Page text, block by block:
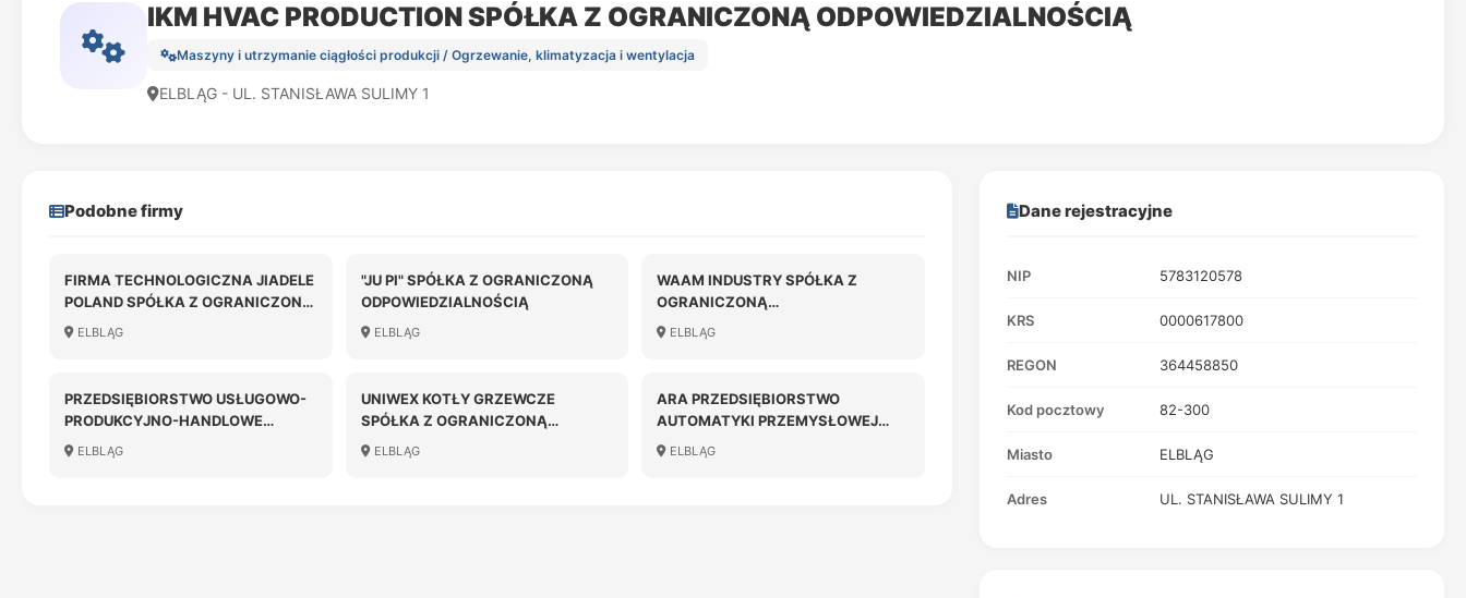
IKM HVAC PRODUCTION SPÓŁKA Z OGRANICZONĄ ODPOWIEDZIALNOŚCIĄ
Maszyny i utrzymanie ciągłości produkcji / Ogrzewanie, klimatyzacja i wentylacja
ELBLĄG - UL. STANISŁAWA SULIMY 1
Podobne firmy
FIRMA TECHNOLOGICZNA JIADELE
POLAND SPÓŁKA Z OGRANICZONĄ
ODPOWIEDZIALNOŚCIĄ
ELBLĄG
"JU PI" SPÓŁKA Z OGRANICZONĄ
ODPOWIEDZIALNOŚCIĄ
ELBLĄG
WAAM INDUSTRY SPÓŁKA Z
OGRANICZONĄ
ODPOWIEDZIALNOŚCIĄ
ELBLĄG
PRZEDSIĘBIORSTWO USŁUGOWO-
PRODUKCYJNO-HANDLOWE
TECHTRANS SPÓŁKA Z
OGRANICZONĄ
ELBLĄG
UNIWEX KOTŁY GRZEWCZE
SPÓŁKA Z OGRANICZONĄ
ODPOWIEDZIALNOŚCIĄ W
LIKWIDACJI
ELBLĄG
ARA PRZEDSIĘBIORSTWO
AUTOMATYKI PRZEMYSŁOWEJ
SPÓŁKA Z OGRANICZONĄ
ODPOWIEDZIALNOŚCIĄ
ELBLĄG
Dane rejestracyjne
NIP 5783120578
KRS 0000617800
REGON 364458850
Kod pocztowy 82-300
Miasto ELBLĄG
Adres UL. STANISŁAWA SULIMY 1